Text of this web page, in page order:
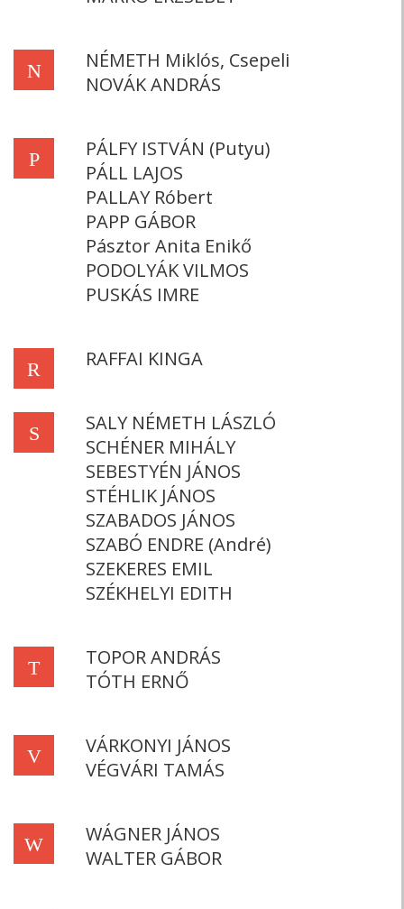
N
NÉMETH Miklós, Csepeli
NOVÁK ANDRÁS
P
PÁLFY ISTVÁN (Putyu)
PÁLL LAJOS
PALLAY Róbert
PAPP GÁBOR
Pásztor Anita Enikő
PODOLYÁK VILMOS
PUSKÁS IMRE
R RAFFAI KINGA
S
SALY NÉMETH LÁSZLÓ
SCHÉNER MIHÁLY
SEBESTYÉN JÁNOS
STÉHLIK JÁNOS
SZABADOS JÁNOS
SZABÓ ENDRE (André)
SZEKERES EMIL
SZÉKHELYI EDITH
T
TOPOR ANDRÁS
TÓTH ERNŐ
V
VÁRKONYI JÁNOS
VÉGVÁRI TAMÁS
W
WÁGNER JÁNOS
WALTER GÁBOR